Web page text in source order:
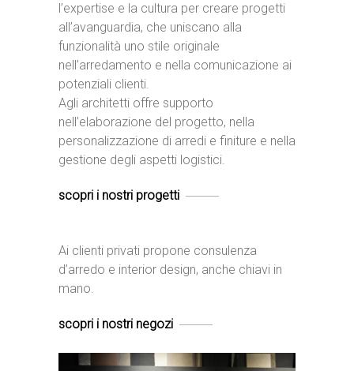
l’expertise e la cultura per creare progetti
all’avanguardia, che uniscano alla
funzionalità uno stile originale
nell’arredamento e nella comunicazione ai
potenziali clienti.
Agli architetti offre supporto
nell’elaborazione del progetto, nella
personalizzazione di arredi e finiture e nella
gestione degli aspetti logistici.
scopri i nostri progetti
Ai clienti privati propone consulenza
d’arredo e interior design, anche chiavi in
mano.
scopri i nostri negozi